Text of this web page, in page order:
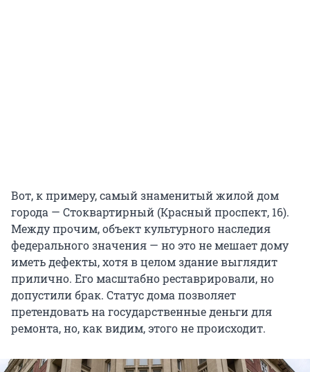
Вот, к примеру, самый знаменитый жилой дом
города — Стоквартирный (Красный проспект, 16).
Между прочим, объект культурного наследия
федерального значения — но это не мешает дому
иметь дефекты, хотя в целом здание выглядит
прилично. Его масштабно реставрировали, но
допустили брак. Статус дома позволяет
претендовать на государственные деньги для
ремонта, но, как видим, этого не происходит.